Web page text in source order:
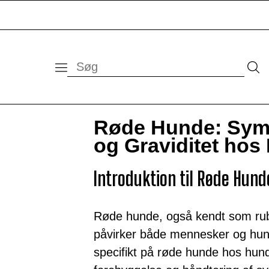
Røde Hunde:
og Graviditet hos
Introduktion til Røde
Røde hunde, også kendt som
påvirker både mennesker og
specifikt på røde hunde hos